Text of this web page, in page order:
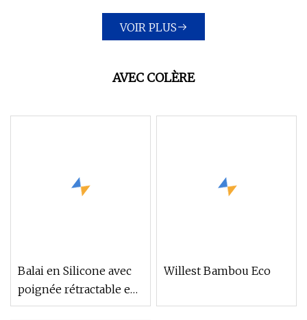
VOIR PLUS
AVEC COLÈRE
Balai en Silicone avec
poignée rétractable en
acier inoxydable, balai
Willest Bambou Eco